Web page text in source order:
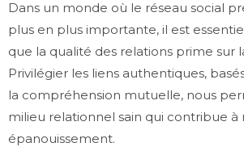
Dans un monde où le réseau social
plus en plus importante, il est
que la qualité des relations prime sur
Privilégier les liens authentiques,
la compréhension mutuelle, nous
milieu relationnel sain qui contribue à
épanouissement.